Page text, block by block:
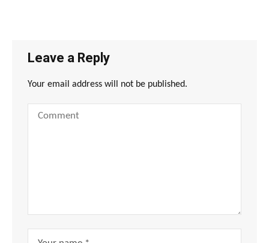
Leave a Reply
Your email address will not be published.